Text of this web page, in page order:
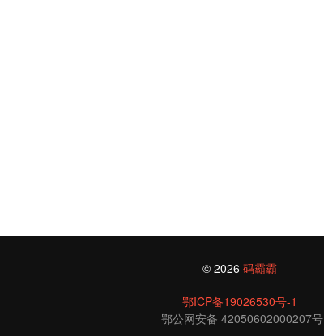
© 2026 码霸霸
鄂ICP备19026530号-1
鄂公网安备 42050602000207号